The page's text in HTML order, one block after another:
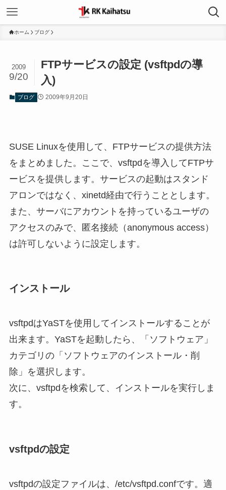
ホーム ブログ
FTPサービスの設定 (vsftpdの導
入)
2009
9/20
ブログ 2009年9月20日
SUSE Linuxを使用して、FTPサービスの提供方法
をまとめました。ここで、vsftpdを導入してFTPサ
ービスを提供します。サービスの起動はスタンド
アロンではなく、xinetd経由で行うこととします。
また、サーバにアカウントを持っているユーザの
アクセスのみで、匿名接続（anonymous access）
は許可しないように設定します。
インストール
vsftpdはYaSTを使用してインストールすることが
出来ます。YaSTを起動したら、「ソフトウェア」
カテゴリの「ソフトウェアのインストール・削
除」を選択します。
次に、vsftpdを検索して、インストールを実行しま
す。
vsftpdの設定
vsftpdの設定ファイルは、/etc/vsftpd.confです。適